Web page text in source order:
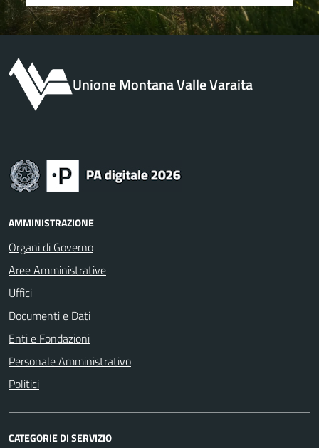
Unione Montana Valle Varaita
AMMINISTRAZIONE
Organi di Governo
Aree Amministrative
Uffici
Documenti e Dati
Enti e Fondazioni
Personale Amministrativo
Politici
CATEGORIE DI SERVIZIO